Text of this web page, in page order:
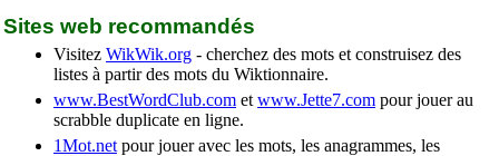
Sites web recommandés
Visitez WikWik.org - cherchez des mots et construisez des
listes à partir des mots du Wiktionnaire.
www.BestWordClub.com et www.Jette7.com pour jouer au
scrabble duplicate en ligne.
1Mot.net pour jouer avec les mots, les anagrammes, les